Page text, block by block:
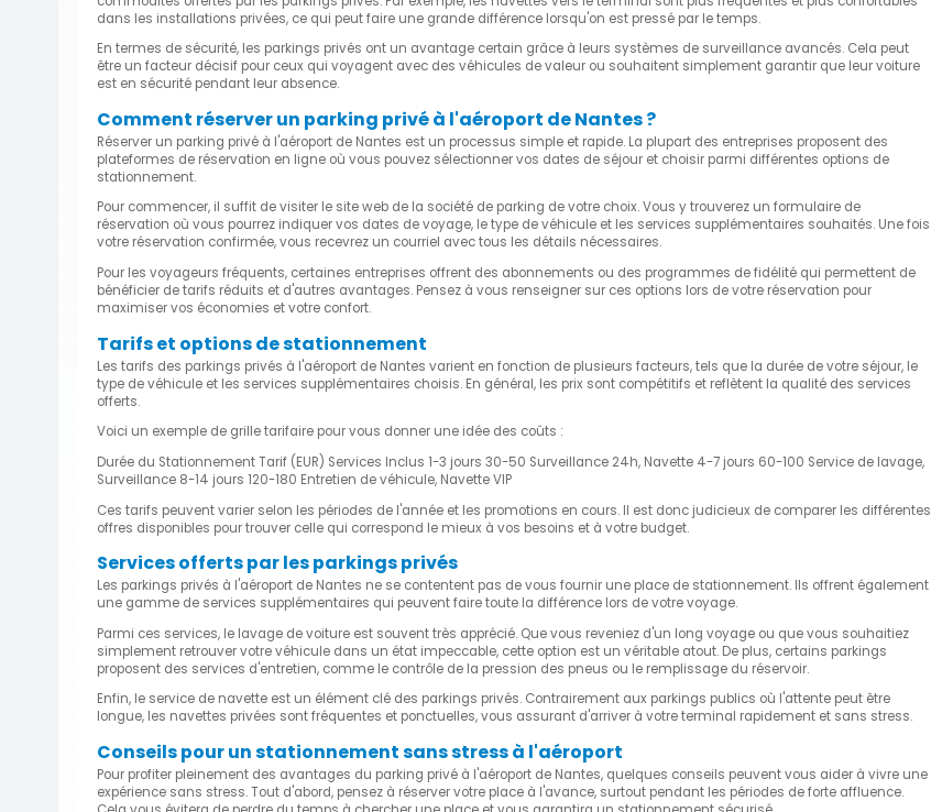
dans les installations privées, ce qui peut faire une grande différence lorsqu'on est pressé par le temps.
En termes de sécurité, les parkings privés ont un avantage certain grâce à leurs systèmes de surveillance avancés. Cela peut
être un facteur décisif pour ceux qui voyagent avec des véhicules de valeur ou souhaitent simplement garantir que leur voiture
est en sécurité pendant leur absence.
Comment réserver un parking privé à l'aéroport de Nantes ?
Réserver un parking privé à l'aéroport de Nantes est un processus simple et rapide. La plupart des entreprises proposent des
plateformes de réservation en ligne où vous pouvez sélectionner vos dates de séjour et choisir parmi différentes options de
stationnement.
Pour commencer, il suffit de visiter le site web de la société de parking de votre choix. Vous y trouverez un formulaire de
réservation où vous pourrez indiquer vos dates de voyage, le type de véhicule et les services supplémentaires souhaités. Une fois
votre réservation confirmée, vous recevrez un courriel avec tous les détails nécessaires.
Pour les voyageurs fréquents, certaines entreprises offrent des abonnements ou des programmes de fidélité qui permettent de
bénéficier de tarifs réduits et d'autres avantages. Pensez à vous renseigner sur ces options lors de votre réservation pour
maximiser vos économies et votre confort.
Tarifs et options de stationnement
Les tarifs des parkings privés à l'aéroport de Nantes varient en fonction de plusieurs facteurs, tels que la durée de votre séjour, le
type de véhicule et les services supplémentaires choisis. En général, les prix sont compétitifs et reflètent la qualité des services
offerts.
Voici un exemple de grille tarifaire pour vous donner une idée des coûts :
Durée du Stationnement Tarif (EUR) Services Inclus 1-3 jours 30-50 Surveillance 24h, Navette 4-7 jours 60-100 Service de lavage,
Surveillance 8-14 jours 120-180 Entretien de véhicule, Navette VIP
Ces tarifs peuvent varier selon les périodes de l'année et les promotions en cours. Il est donc judicieux de comparer les différentes
offres disponibles pour trouver celle qui correspond le mieux à vos besoins et à votre budget.
Services offerts par les parkings privés
Les parkings privés à l'aéroport de Nantes ne se contentent pas de vous fournir une place de stationnement. Ils offrent également
une gamme de services supplémentaires qui peuvent faire toute la différence lors de votre voyage.
Parmi ces services, le lavage de voiture est souvent très apprécié. Que vous reveniez d'un long voyage ou que vous souhaitiez
simplement retrouver votre véhicule dans un état impeccable, cette option est un véritable atout. De plus, certains parkings
proposent des services d'entretien, comme le contrôle de la pression des pneus ou le remplissage du réservoir.
Enfin, le service de navette est un élément clé des parkings privés. Contrairement aux parkings publics où l'attente peut être
longue, les navettes privées sont fréquentes et ponctuelles, vous assurant d'arriver à votre terminal rapidement et sans stress.
Conseils pour un stationnement sans stress à l'aéroport
Pour profiter pleinement des avantages du parking privé à l'aéroport de Nantes, quelques conseils peuvent vous aider à vivre une
expérience sans stress. Tout d'abord, pensez à réserver votre place à l'avance, surtout pendant les périodes de forte affluence.